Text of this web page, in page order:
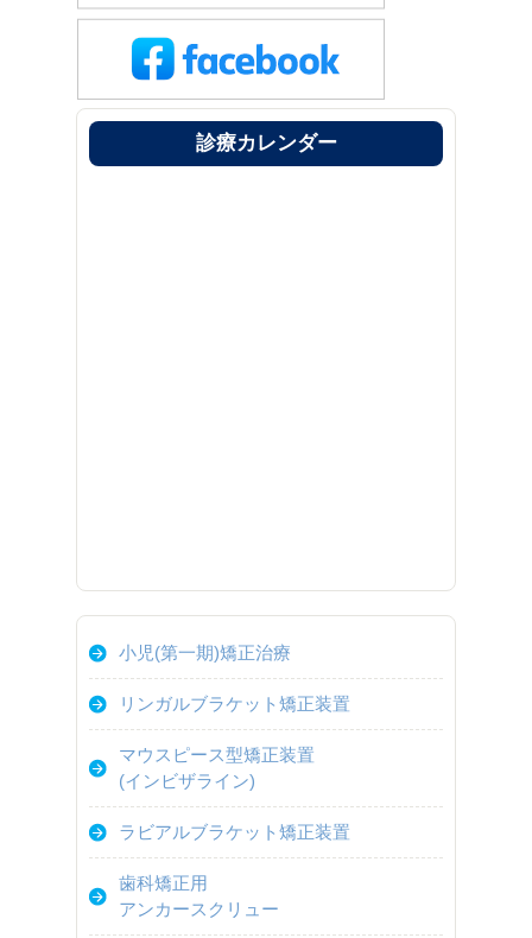
診療カレンダー
小児(第一期)矯正治療
リンガルブラケット矯正装置
マウスピース型矯正装置
(インビザライン)
ラビアルブラケット矯正装置
歯科矯正用
アンカースクリュー